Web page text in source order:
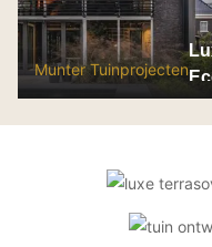
PVC vloeren
Gietvloeren
Houten vloeren
Munter Tuinprojecten